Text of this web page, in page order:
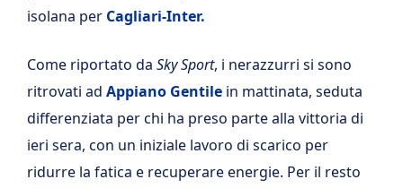
isolana per Cagliari-Inter.
Come riportato da Sky Sport, i nerazzurri si sono
ritrovati ad Appiano Gentile in mattinata, seduta
differenziata per chi ha preso parte alla vittoria di
ieri sera, con un iniziale lavoro di scarico per
ridurre la fatica e recuperare energie. Per il resto